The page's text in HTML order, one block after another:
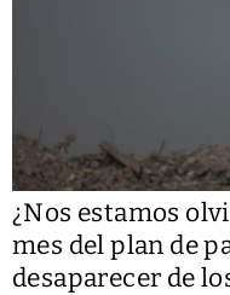
¿Nos estamos
mes del plan de
desaparecer de